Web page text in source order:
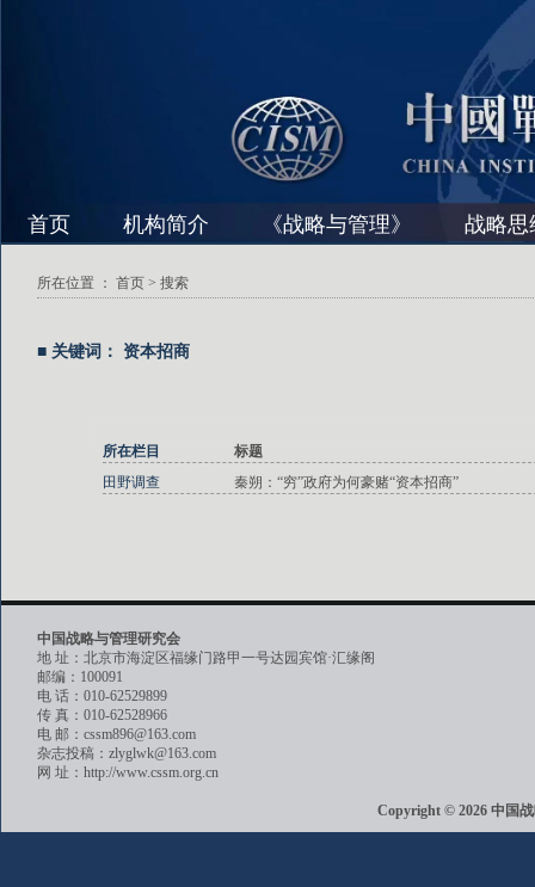
首页 机构简介 《战略与管理》 战略思
所在位置 ： 首页 > 搜索
■ 关键词： 资本招商
所在栏目
标题
田野调查
秦朔：“穷”政府为何豪赌“资本招商”
中国战略与管理研究会
地 址：北京市海淀区福缘门路甲一号达园宾馆·汇缘阁
邮编：100091
电 话：010-62529899
传 真：010-62528966
电 邮：cssm896@163.com
杂志投稿：zlyglwk@163.com
网 址：http://www.cssm.org.cn
Copyright © 2026 中国